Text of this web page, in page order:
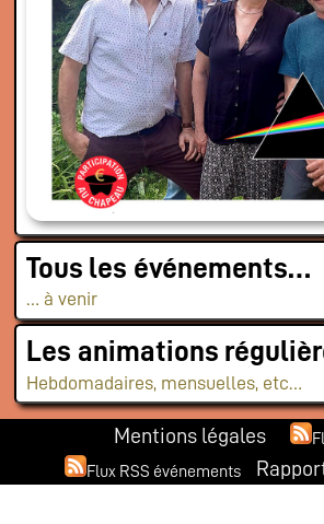
Tous les événements…
… à venir
Les animations
Hebdomadaires, mensuelles, etc…
Mentions légales
Flux RSS événements